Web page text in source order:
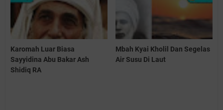
Karomah Luar Biasa
Sayyidina Abu Bakar Ash
Shidiq RA
Mbah Kyai Kholil Dan Segelas
Air Susu Di Laut